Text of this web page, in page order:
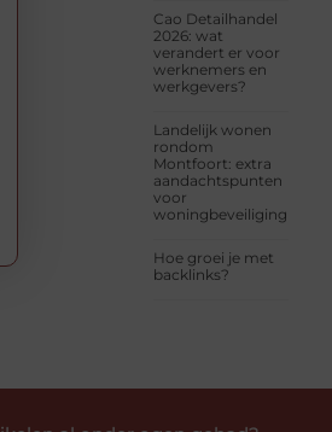
Cao Detailhandel
2026: wat
verandert er voor
werknemers en
werkgevers?
Landelijk wonen
rondom
Montfoort: extra
aandachtspunten
voor
woningbeveiliging
Hoe groei je met
backlinks?